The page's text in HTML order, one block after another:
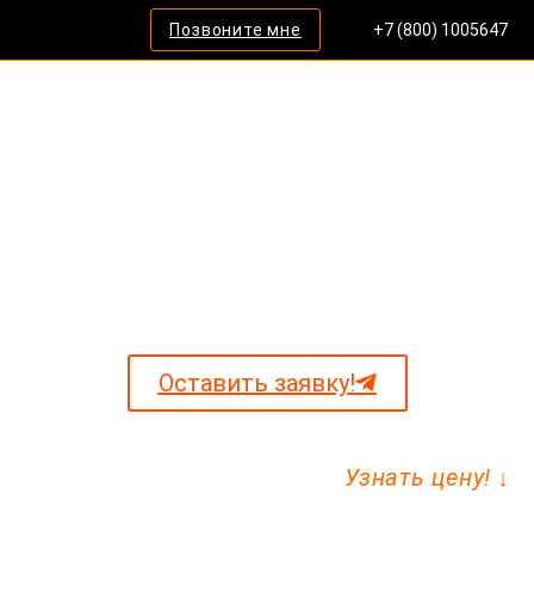
Позвоните мне +7 (800) 1005647
Оставить заявку!
Узнать цену! ↓